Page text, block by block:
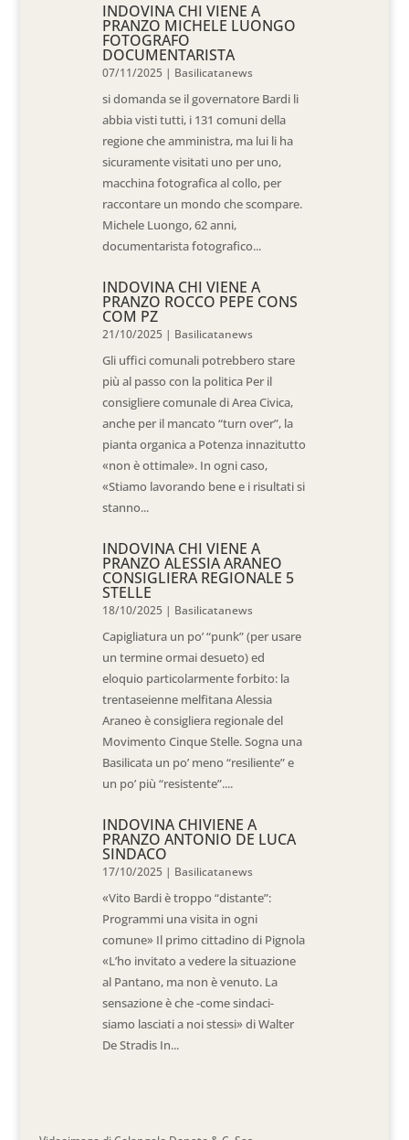
INDOVINA CHI VIENE A
PRANZO MICHELE LUONGO
FOTOGRAFO
DOCUMENTARISTA
07/11/2025 | Basilicatanews
si domanda se il governatore Bardi li
abbia visti tutti, i 131 comuni della
regione che amministra, ma lui li ha
sicuramente visitati uno per uno,
macchina fotografica al collo, per
raccontare un mondo che scompare.
Michele Luongo, 62 anni,
documentarista fotografico...
INDOVINA CHI VIENE A
PRANZO ROCCO PEPE CONS
COM PZ
21/10/2025 | Basilicatanews
Gli uffici comunali potrebbero stare
più al passo con la politica Per il
consigliere comunale di Area Civica,
anche per il mancato “turn over”, la
pianta organica a Potenza innazitutto
«non è ottimale». In ogni caso,
«Stiamo lavorando bene e i risultati si
stanno...
INDOVINA CHI VIENE A
PRANZO ALESSIA ARANEO
CONSIGLIERA REGIONALE 5
STELLE
18/10/2025 | Basilicatanews
Capigliatura un po’ “punk” (per usare
un termine ormai desueto) ed
eloquio particolarmente forbito: la
trentaseienne melfitana Alessia
Araneo è consigliera regionale del
Movimento Cinque Stelle. Sogna una
Basilicata un po’ meno “resiliente” e
un po’ più “resistente”....
INDOVINA CHIVIENE A
PRANZO ANTONIO DE LUCA
SINDACO
17/10/2025 | Basilicatanews
«Vito Bardi è troppo “distante”:
Programmi una visita in ogni
comune» Il primo cittadino di Pignola
«L’ho invitato a vedere la situazione
al Pantano, ma non è venuto. La
sensazione è che -come sindaci-
siamo lasciati a noi stessi» di Walter
De Stradis In...